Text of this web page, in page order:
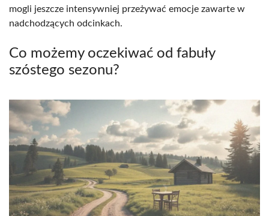
mogli jeszcze intensywniej przeżywać emocje zawarte w
nadchodzących odcinkach.
Co możemy oczekiwać od fabuły
szóstego sezonu?